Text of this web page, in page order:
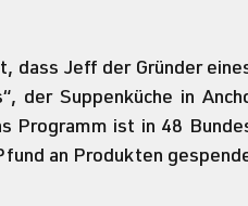
dass Jeff der Gründer
der Suppenküche in
Programm ist in 48
an Produkten